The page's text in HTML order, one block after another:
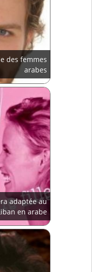
des femmes
arabes
adaptée au
en arabe